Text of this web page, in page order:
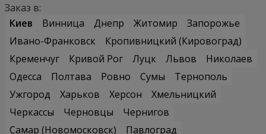
Заказ в:
Киев
Винница Днепр Житомир
Запорожье
Ивано-Франковск
Кропивницкий (Кировоград)
Кременчуг
Кривой Рог Луцк Львов
Николаев
Одесса
Полтава Ровно Сумы
Тернополь
Ужгород
Харьков Херсон
Хмельницкий
Черкассы
Черновцы
Чернигов
Самар (Новомосковск)
Павлоград